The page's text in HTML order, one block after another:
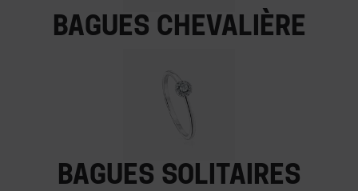
Bagues chevalière
Bagues solitaires